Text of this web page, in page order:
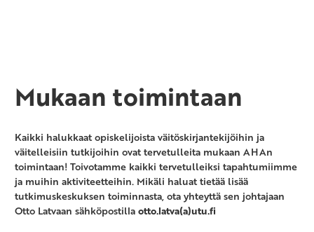
Mukaan toimintaan
Kaikki halukkaat opiskelijoista väitöskirjantekijöihin ja
väitelleisiin tutkijoihin ovat tervetulleita mukaan AHAn
toimintaan! Toivotamme kaikki tervetulleiksi tapahtumiimme
ja muihin aktiviteetteihin. Mikäli haluat tietää lisää
tutkimuskeskuksen toiminnasta, ota yhteyttä sen johtajaan
Otto Latvaan sähköpostillaotto.latva(a)utu.fi